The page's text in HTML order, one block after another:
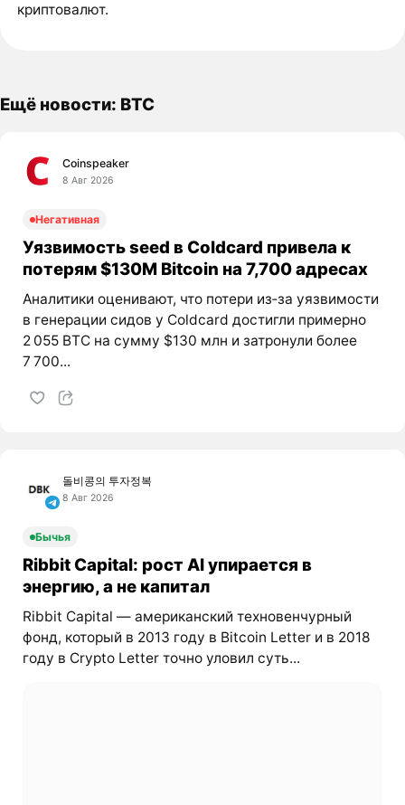
криптовалют.
Ещё новости: BTC
Coinspeaker
8 Авг 2026
Негативная
Уязвимость seed в Coldcard привела к
потерям $130M Bitcoin на 7,700 адресах
Аналитики оценивают, что потери из‑за уязвимости
в генерации сидов у Coldcard достигли примерно
2 055 BTC на сумму $130 млн и затронули более
7 700...
돌비콩의 투자정복
8 Авг 2026
Бычья
Ribbit Capital: рост AI упирается в
энергию, а не капитал
Ribbit Capital — американский техновенчурный
фонд, который в 2013 году в Bitcoin Letter и в 2018
году в Crypto Letter точно уловил суть...